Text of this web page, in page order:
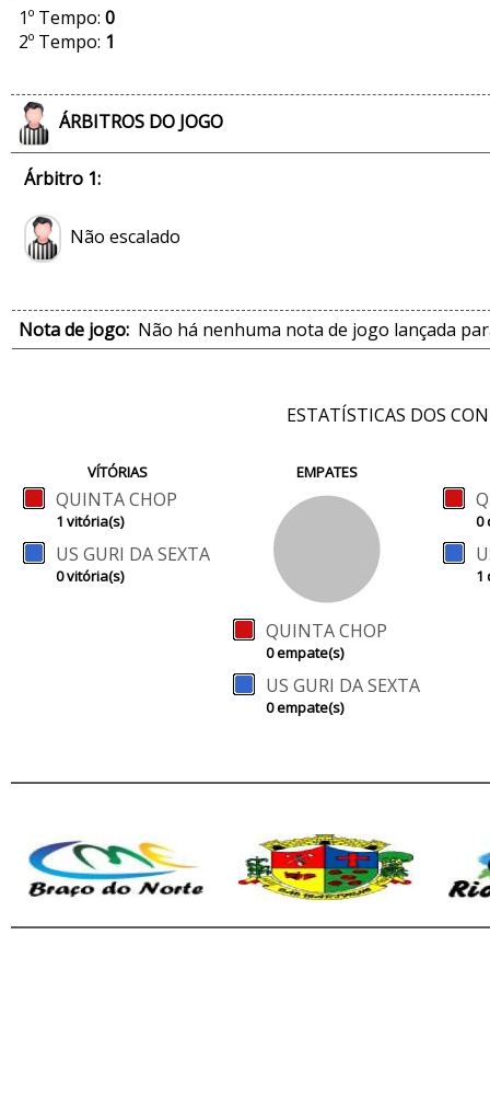
1º Tempo: 0
2º Tempo: 1
ÁRBITROS DO JOGO
Árbitro 1:
Não escalado
Nota de jogo: Não há nenhuma nota de jogo lançada
ESTATÍSTICAS DOS
VÍTÓRIAS
QUINTA CHOP
1 vitória(s)
US GURI DA SEXTA
0 vitória(s)
EMPATES
QUINTA CHOP
0 empate(s)
US GURI DA SEXTA
0 empate(s)
0
1